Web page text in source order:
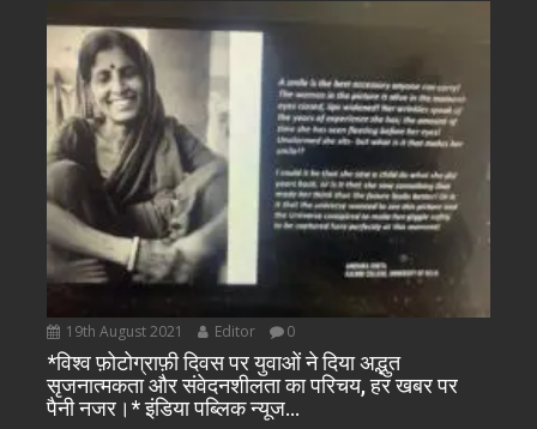
19th August 2021 Editor 0
*विश्व फ़ोटोग्राफ़ी दिवस पर युवाओं ने दिया अद्भुत
सृजनात्मकता और संवेदनशीलता का परिचय, हर खबर पर
पैनी नजर।* इंडिया पब्लिक न्यूज…